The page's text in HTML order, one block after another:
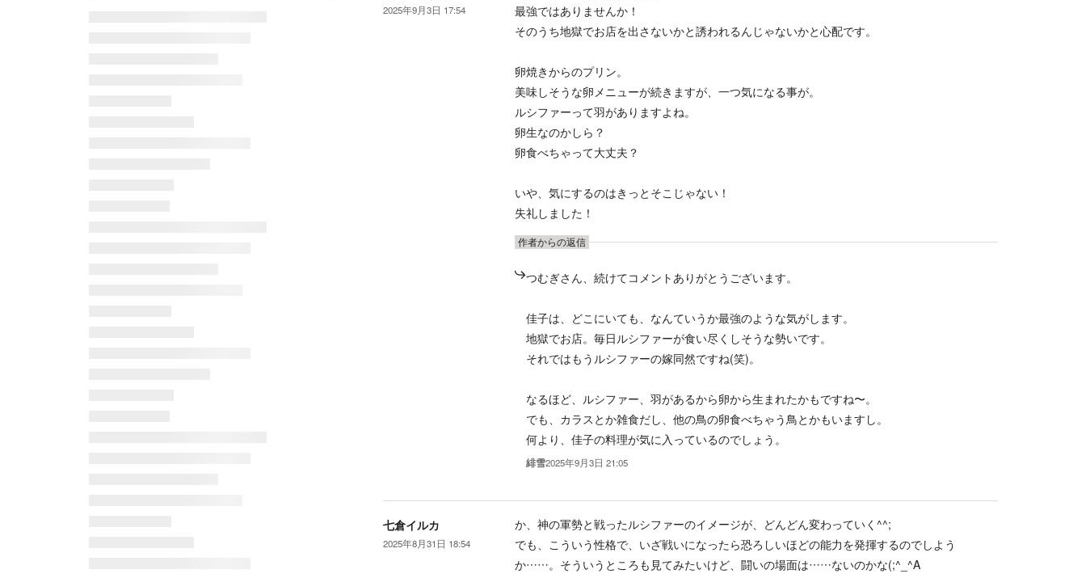
2025年9月3日 17:54
最強ではありませんか！
そのうち地獄でお店を出さないかと誘われるんじゃないかと心配です。
卵焼きからのプリン。
美味しそうな卵メニューが続きますが、一つ気になる事が。
ルシファーって羽がありますよね。
卵生なのかしら？
卵食べちゃって大丈夫？
いや、気にするのはきっとそこじゃない！
失礼しました！
作者からの返信
つむぎさん、続けてコメントありがとうございます。
佳子は、どこにいても、なんていうか最強のような気がします。
地獄でお店。毎日ルシファーが食い尽くしそうな勢いです。
それではもうルシファーの嫁同然ですね(笑)。
なるほど、ルシファー、羽があるから卵から生まれたかもですね〜。
でも、カラスとか雑食だし、他の鳥の卵食べちゃう鳥とかもいますし。
何より、佳子の料理が気に入っているのでしょう。
緋雪2025年9月3日 21:05
七倉イルカ
2025年8月31日 18:54
か、神の軍勢と戦ったルシファーのイメージが、どんどん変わっていく^^;
でも、こういう性格で、いざ戦いになったら恐ろしいほどの能力を発揮するのでしよう
か……。そういうところも見てみたいけど、闘いの場面は……ないのかな(;^_^A